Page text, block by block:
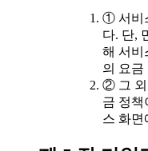
① 서비
다. 단,
해 서비
의 요금
② 그 외
금 정책
스 화면